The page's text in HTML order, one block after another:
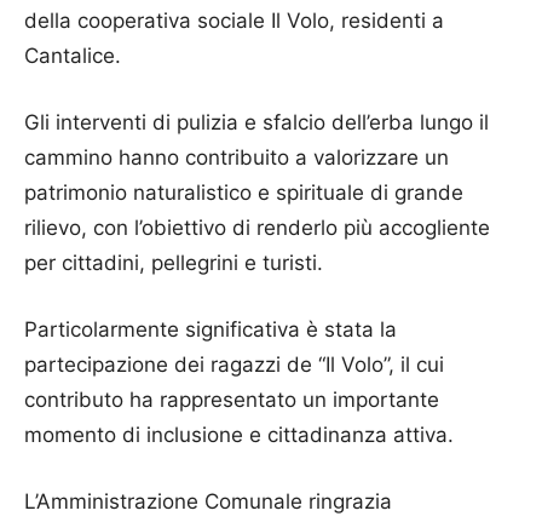
della cooperativa sociale Il Volo, residenti a
Cantalice.
Gli interventi di pulizia e sfalcio dell’erba lungo il
cammino hanno contribuito a valorizzare un
patrimonio naturalistico e spirituale di grande
rilievo, con l’obiettivo di renderlo più accogliente
per cittadini, pellegrini e turisti.
Particolarmente significativa è stata la
partecipazione dei ragazzi de “Il Volo”, il cui
contributo ha rappresentato un importante
momento di inclusione e cittadinanza attiva.
L’Amministrazione Comunale ringrazia